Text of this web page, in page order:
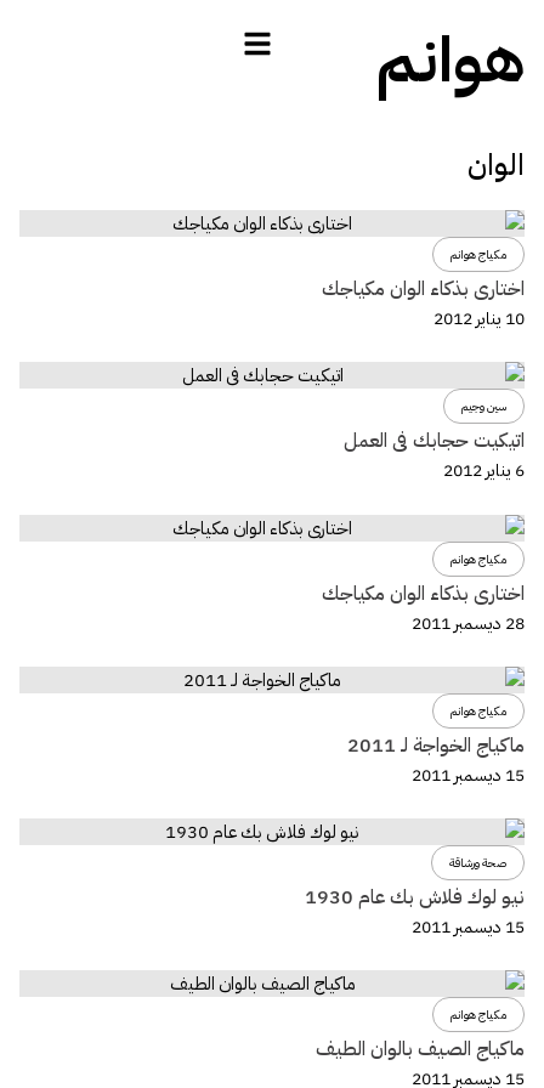
هوانم
الوان
مكياج هوانم
اختارى بذكاء الوان مكياجك
10 يناير 2012
سين وجيم
اتيكيت حجابك فى العمل
6 يناير 2012
مكياج هوانم
اختارى بذكاء الوان مكياجك
28 ديسمبر 2011
مكياج هوانم
ماكياج الخواجة لـ 2011
15 ديسمبر 2011
صحة ورشاقة
نيو لوك فلاش بك عام 1930
15 ديسمبر 2011
مكياج هوانم
ماكياج الصيف بالوان الطيف
15 ديسمبر 2011